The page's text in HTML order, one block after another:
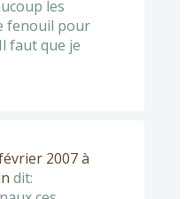
les
fenouil pour
faut que je
2007 à
dit: